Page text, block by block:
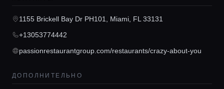
Гиды
Консьерж сервис
1155 Brickell Bay Dr PH101, Miami, FL 33131
+13053774442
passionrestaurantgroup.com/restaurants/crazy-about-you
ДОПОЛНИТЕЛЬНО